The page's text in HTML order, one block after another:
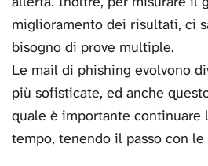
miglioramento dei risultati, ci
bisogno di prove multiple.
Le mail di phishing evolvono
più sofisticate, ed anche
quale è importante continuare
tempo, tenendo il passo con le